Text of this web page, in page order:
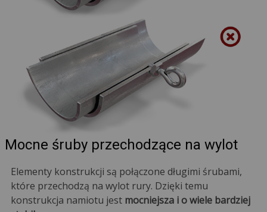
Mocne śruby przechodzące na wylot
Elementy konstrukcji są połączone długimi śrubami,
które przechodzą na wylot rury. Dzięki temu
konstrukcja namiotu jest mocniejsza i o wiele bardziej